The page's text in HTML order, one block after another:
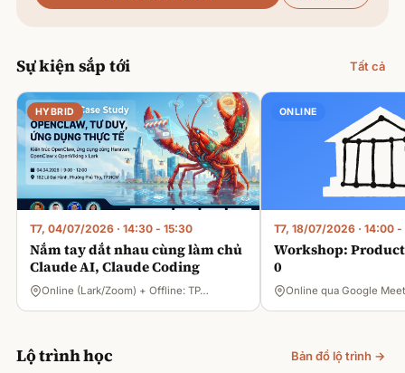
Sự kiện sắp tới Tất cả
HYBRID
T7, 04/07/2026 · 14:30 - 15:30
Nắm tay dắt nhau cùng làm chủ
Claude AI, Claude Coding
Online (Lark/Zoom) + Offline: TP…
ONLINE
T7, 18/07/2026 · 14:00 -
Workshop:
0
Online qua Google Meet
Lộ trình học Bản đồ lộ trình →